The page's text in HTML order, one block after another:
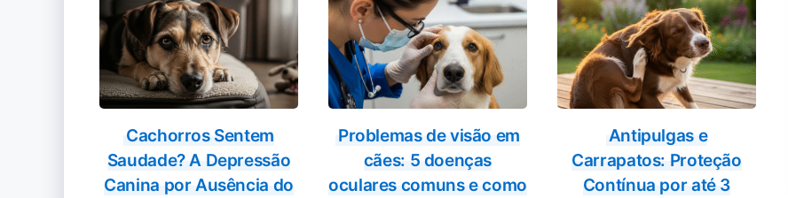
Cachorros Sentem
Saudade? A Depressão
Canina por Ausência do
Problemas de visão em
cães: 5 doenças
oculares comuns e como
Antipulgas e
Carrapatos: Proteção
Contínua por até 3